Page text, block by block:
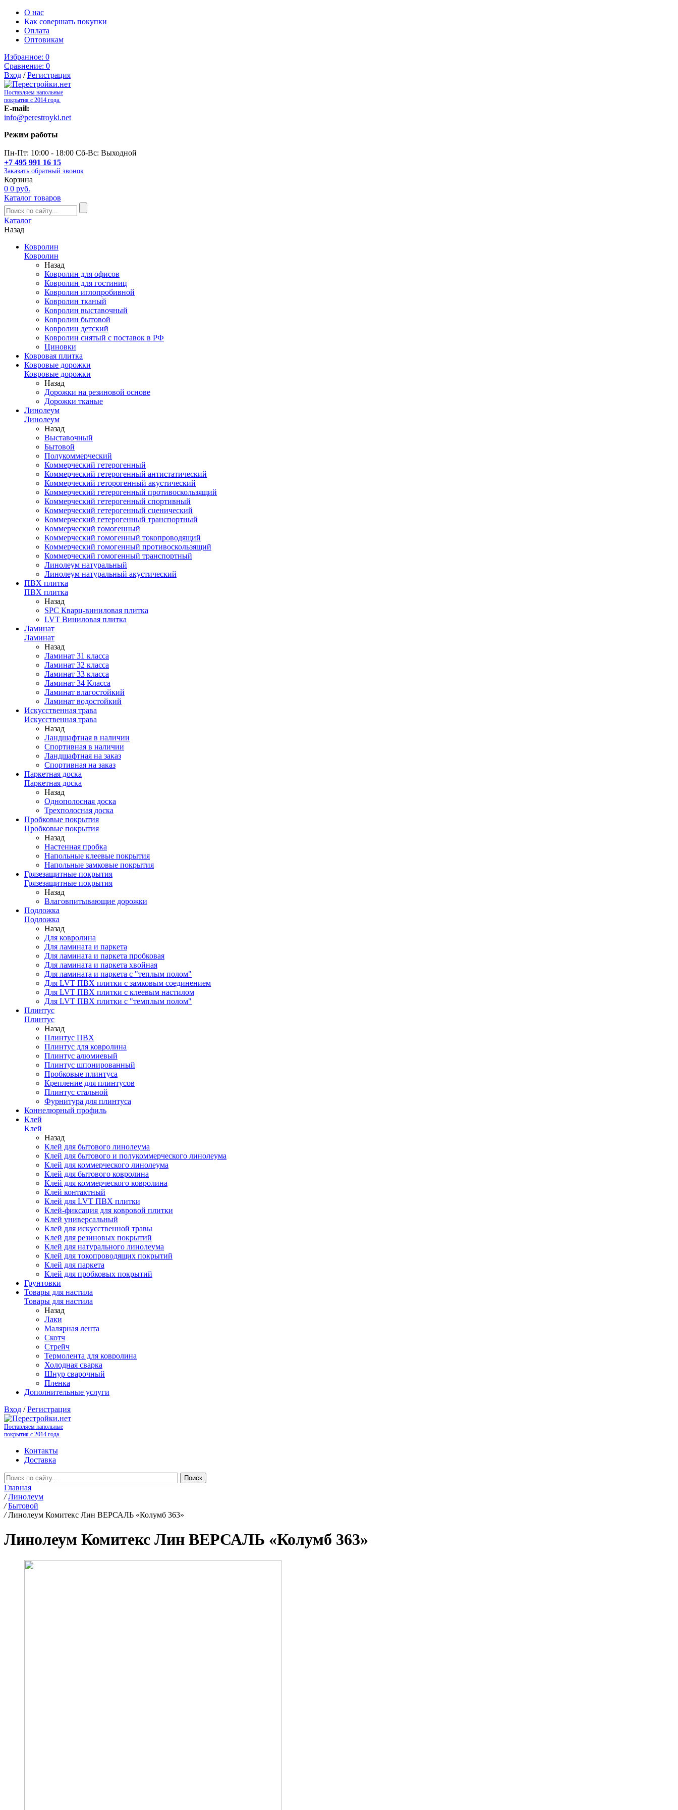
О нас
Как совершать покупки
Оплата
Оптовикам
Избранное: 0
Сравнение: 0
Вход /Регистрация
Поставляем напольные
покрытия с 2014 года.
E-mail:
info@perestroyki.net
Режим работы
Пн-Пт: 10:00 - 18:00 Сб-Вс: Выходной
+7 495 991 16 15
Заказать обратный звонок
Корзина
0 0 руб.
Каталог товаров
Каталог
Назад
Ковролин
Ковролин
Назад
Ковролин для офисов
Ковролин для гостиниц
Ковролин иглопробивной
Ковролин тканый
Ковролин выставочный
Ковролин бытовой
Ковролин детский
Ковролин снятый с поставок в РФ
Циновки
Ковровая плитка
Ковровые дорожки
Ковровые дорожки
Назад
Дорожки на резиновой основе
Дорожки тканые
Линолеум
Линолеум
Назад
Выставочный
Бытовой
Полукоммерческий
Коммерческий гетерогенный
Коммерческий гетерогенный антистатический
Коммерческий геторогенный акустический
Коммерческий гетерогенный противоскользящий
Коммерческий гетерогенный спортивный
Коммерческий гетерогенный сценический
Коммерческий гетерогенный транспортный
Коммерческий гомогенный
Коммерческий гомогенный токопроводящий
Коммерческий гомогенный противоскользящий
Коммерческий гомогенный транспортный
Линолеум натуральный
Линолеум натуральный акустический
ПВХ плитка
ПВХ плитка
Назад
SPC Кварц-виниловая плитка
LVT Виниловая плитка
Ламинат
Ламинат
Назад
Ламинат 31 класса
Ламинат 32 класса
Ламинат 33 класса
Ламинат 34 Класса
Ламинат влагостойкий
Ламинат водостойкий
Искусственная трава
Искусственная трава
Назад
Ландшафтная в наличии
Спортивная в наличии
Ландшафтная на заказ
Спортивная на заказ
Паркетная доска
Паркетная доска
Назад
Однополосная доска
Трехполосная доска
Пробковые покрытия
Пробковые покрытия
Назад
Настенная пробка
Напольные клеевые покрытия
Напольные замковые покрытия
Грязезащитные покрытия
Грязезащитные покрытия
Назад
Влаговпитывающие дорожки
Подложка
Подложка
Назад
Для ковролина
Для ламината и паркета
Для ламината и паркета пробковая
Для ламината и паркета хвойная
Для ламината и паркета с "теплым полом"
Для LVT ПВХ плитки с замковым соединением
Для LVT ПВХ плитки с клеевым настилом
Для LVT ПВХ плитки с "темплым полом"
Плинтус
Плинтус
Назад
Плинтус ПВХ
Плинтус для ковролина
Плинтус алюмиевый
Плинтус шпонированный
Пробковые плинтуса
Крепление для плинтусов
Плинтус стальной
Фурнитура для плинтуса
Коннелюрный профиль
Клей
Клей
Назад
Клей для бытового линолеума
Клей для бытового и полукоммерческого линолеума
Клей для коммерческого линолеума
Клей для бытового ковролина
Клей для коммерческого ковролина
Клей контактный
Клей для LVT ПВХ плитки
Клей-фиксация для ковровой плитки
Клей универсальный
Клей для искусственной травы
Клей для резиновых покрытий
Клей для натурального линолеума
Клей для токопроводящих покрытий
Клей для паркета
Клей для пробковых покрытий
Грунтовки
Товары для настила
Товары для настила
Назад
Лаки
Малярная лента
Скотч
Стрейч
Термолента для ковролина
Холодная сварка
Шнур сварочный
Пленка
Дополнительные услуги
Вход /Регистрация
Поставляем напольные
покрытия с 2014 года.
Контакты
Доставка
Главная
/ Линолеум
/ Бытовой
/ Линолеум Комитекс Лин ВЕРСАЛЬ «Колумб 363»
Линолеум Комитекс Лин ВЕРСАЛЬ «Колумб 363»